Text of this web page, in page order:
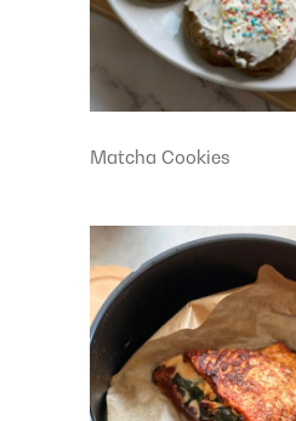
Matcha Cookies